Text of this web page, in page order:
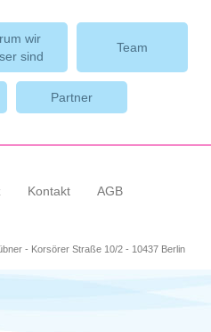
wir
sind
Team
Partner
Kontakt AGB
- Korsörer Straße 10/2 - 10437 Berlin